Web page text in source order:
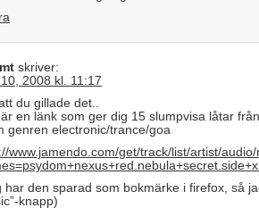
skriver:
2008 kl. 11:17
du gillade det..
är en länk som ger dig 15 slumpvisa låtar
genren electronic/trance/goa
www.jamendo.com/get/track/list/artist/
har den sparad som bokmärke i firefox, så
knapp)